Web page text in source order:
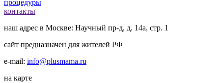
процедуры
контакты
наш адрес в Москве: Научный пр-д, д. 14а, стр. 1
сайт предназначен для жителей РФ
e-mail: info@plusmama.ru
на карте